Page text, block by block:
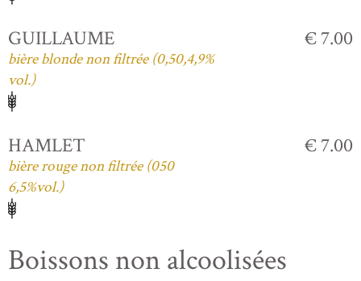
GUILLAUME
bière blonde non filtrée (0,50,4,9%
vol.)
€ 7.00
HAMLET
bière rouge non filtrée (050
6,5%vol.)
€ 7.00
Boissons non alcoolisées